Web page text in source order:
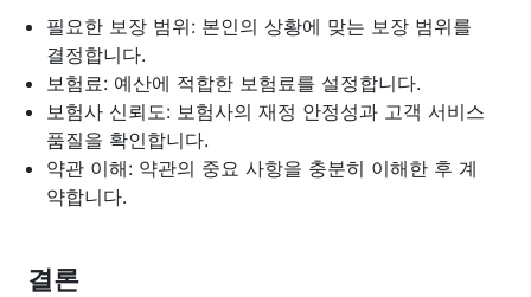
필요한 보장 범위: 본인의 상황에 맞는 보장 범위를
결정합니다.
보험료: 예산에 적합한 보험료를 설정합니다.
보험사 신뢰도: 보험사의 재정 안정성과 고객 서비스
품질을 확인합니다.
약관 이해: 약관의 중요 사항을 충분히 이해한 후 계
약합니다.
결론